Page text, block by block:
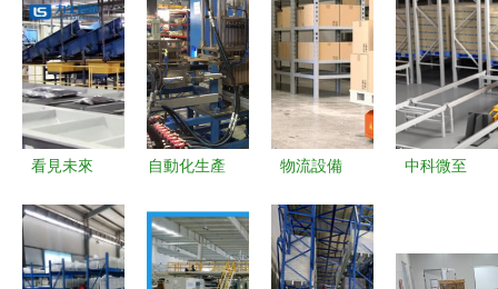
看見未來
行業擁抱智
慧物流與倉
自動化生產
儲系統工程
特點、工藝
物流設備
倉儲自動化
的核心引擎
中科微至
啟工廠物流